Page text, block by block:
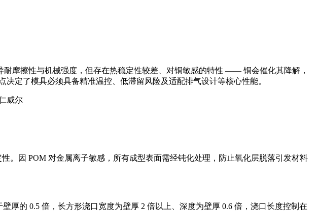
摩擦性与机械强度，但存在热稳定性较差、对铜敏感的特性 —— 铜会催化其降解，
定了模具必须具备精准温控、低滞留风险及适配排气设计等核心性能。
。因 POM 对金属离子敏感，所有成型表面需经钝化处理，防止氧化层脱落引发材料
的 0.5 倍，长方形浇口宽度为壁厚 2 倍以上、深度为壁厚 0.6 倍，浇口长度控制在